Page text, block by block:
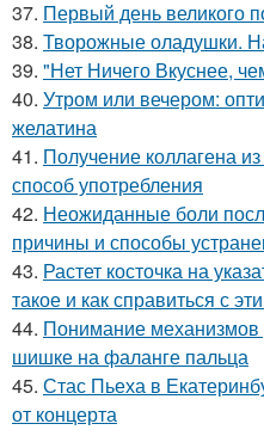
37. Первый день великого
38. Творожные оладушки.
39. "Нет Ничего Вкуснее,
40. Утром или вечером:
желатина
41. Получение коллагена
способ употребления
42. Неожиданные боли
причины и способы
43. Растет косточка на
такое и как справиться с
44. Понимание
шишке на фаланге пальца
45. Стас Пьеха в
от концерта